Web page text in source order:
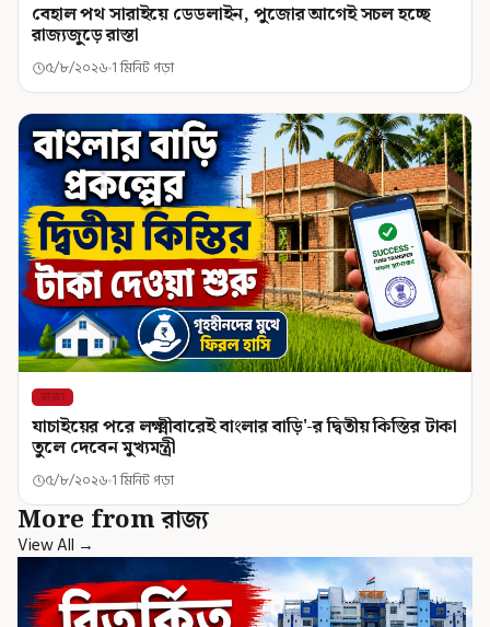
বেহাল পথ সারাইয়ে ডেডলাইন, পুজোর আগেই সচল হচ্ছে
রাজ্যজুড়ে রাস্তা
৫/৮/২০২৬ 1 মিনিট পড়া
রাজ্য
যাচাইয়ের পরে লক্ষ্মীবারেই বাংলার বাড়ি'-র দ্বিতীয় কিস্তির টাকা
তুলে দেবেন মুখ্যমন্ত্রী
৫/৮/২০২৬ 1 মিনিট পড়া
More from রাজ্য
View All →